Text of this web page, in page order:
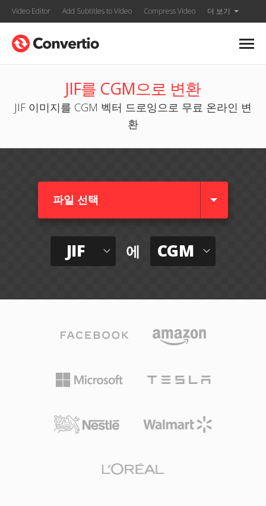
Video Editor Add Subtitles to Video Compress Video 더 보기
JIF를 CGM으로 변환
JIF 이미지를 CGM 벡터 드로잉으로 무료 온라인 변
환
파일 선택
JIF 에 CGM